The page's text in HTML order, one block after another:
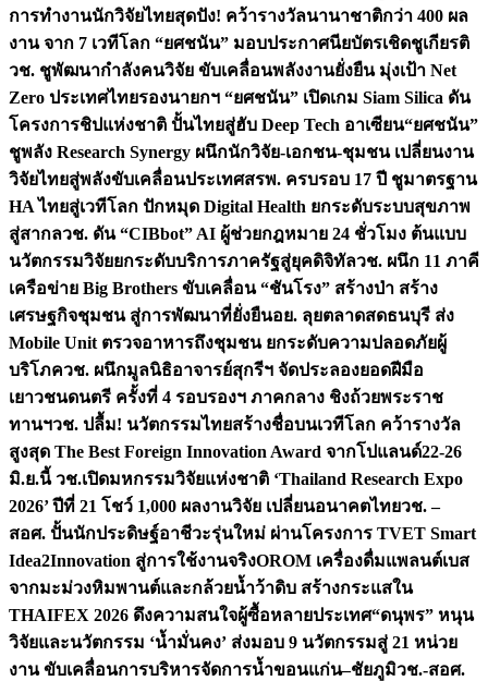
การทำงานนักวิจัยไทยสุดปัง! คว้ารางวัลนานาชาติกว่า 400 ผล
งาน จาก 7 เวทีโลก “ยศชนัน” มอบประกาศนียบัตรเชิดชูเกียรติ
วช. ชูพัฒนากำลังคนวิจัย ขับเคลื่อนพลังงานยั่งยืน มุ่งเป้า Net
Zero ประเทศไทยรองนายกฯ “ยศชนัน” เปิดเกม Siam Silica ดัน
โครงการชิปแห่งชาติ ปั้นไทยสู่ฮับ Deep Tech อาเซียน“ยศชนัน”
ชูพลัง Research Synergy ผนึกนักวิจัย-เอกชน-ชุมชน เปลี่ยนงาน
วิจัยไทยสู่พลังขับเคลื่อนประเทศสรพ. ครบรอบ 17 ปี ชูมาตรฐาน
HA ไทยสู่เวทีโลก ปักหมุด Digital Health ยกระดับระบบสุขภาพ
สู่สากลวช. ดัน “CIBbot” AI ผู้ช่วยกฎหมาย 24 ชั่วโมง ต้นแบบ
นวัตกรรมวิจัยยกระดับบริการภาครัฐสู่ยุคดิจิทัลวช. ผนึก 11 ภาคี
เครือข่าย Big Brothers ขับเคลื่อน “ชันโรง” สร้างป่า สร้าง
เศรษฐกิจชุมชน สู่การพัฒนาที่ยั่งยืนอย. ลุยตลาดสดธนบุรี ส่ง
Mobile Unit ตรวจอาหารถึงชุมชน ยกระดับความปลอดภัยผู้
บริโภควช. ผนึกมูลนิธิอาจารย์สุกรีฯ จัดประลองยอดฝีมือ
เยาวชนดนตรี ครั้งที่ 4 รอบรองฯ ภาคกลาง ชิงถ้วยพระราช
ทานฯวช. ปลื้ม! นวัตกรรมไทยสร้างชื่อบนเวทีโลก คว้ารางวัล
สูงสุด The Best Foreign Innovation Award จากโปแลนด์22-26
มิ.ย.นี้ วช.เปิดมหกรรมวิจัยแห่งชาติ ‘Thailand Research Expo
2026’ ปีที่ 21 โชว์ 1,000 ผลงานวิจัย เปลี่ยนอนาคตไทยวช. –
สอศ. ปั้นนักประดิษฐ์อาชีวะรุ่นใหม่ ผ่านโครงการ TVET Smart
Idea2Innovation สู่การใช้งานจริงOROM เครื่องดื่มแพลนต์เบส
จากมะม่วงหิมพานต์และกล้วยน้ำว้าดิบ สร้างกระแสใน
THAIFEX 2026 ดึงความสนใจผู้ซื้อหลายประเทศ“ดนุพร” หนุน
วิจัยและนวัตกรรม ‘น้ำมั่นคง’ ส่งมอบ 9 นวัตกรรมสู่ 21 หน่วย
งาน ขับเคลื่อนการบริหารจัดการน้ำขอนแก่น–ชัยภูมิวช.-สอศ.